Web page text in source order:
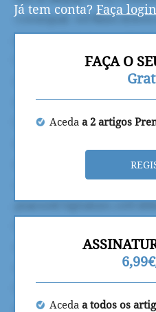
Já tem conta? Faça login
FAÇA O
Aceda a 2 artigos
Aceda a todos os